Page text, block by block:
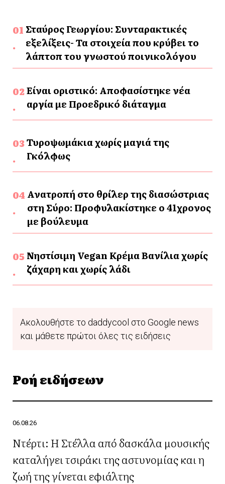
Σταύρος Γεωργίου: Συνταρακτικές
εξελίξεις- Τα στοιχεία που κρύβει το
λάπτοπ του γνωστού ποινικολόγου
Είναι οριστικό: Αποφασίστηκε νέα
αργία με Προεδρικό διάταγμα
Τυροψωμάκια χωρίς μαγιά της
Γκόλφως
Ανατροπή στο θρίλερ της διασώστριας
στη Σύρο: Προφυλακίστηκε ο 41χρονος
με βούλευμα
Νηστίσιμη Vegan Κρέμα Βανίλια χωρίς
ζάχαρη και χωρίς λάδι
Ακολουθήστε το daddycool στο Google news
και μάθετε πρώτοι όλες τις ειδήσεις
Ροή ειδήσεων
06.08.26
Ντέρτι: Η Στέλλα από δασκάλα μουσικής
καταλήγει τσιράκι της αστυνομίας και η
ζωή της γίνεται εφιάλτης